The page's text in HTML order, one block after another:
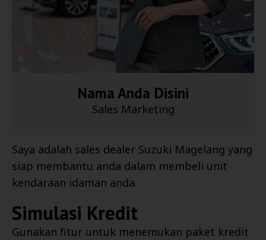
Nama Anda Disini
Sales Marketing
Saya adalah sales dealer Suzuki Magelang yang
siap membantu anda dalam membeli unit
kendaraan idaman anda.
Simulasi Kredit
Gunakan fitur untuk menemukan paket kredit